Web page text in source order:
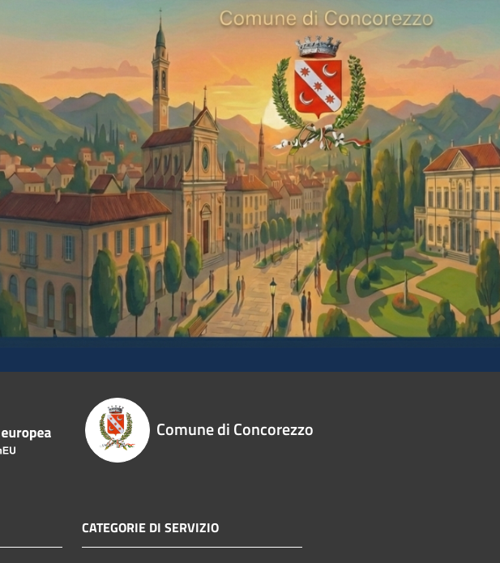
Comune di Concorezzo
CATEGORIE DI SERVIZIO